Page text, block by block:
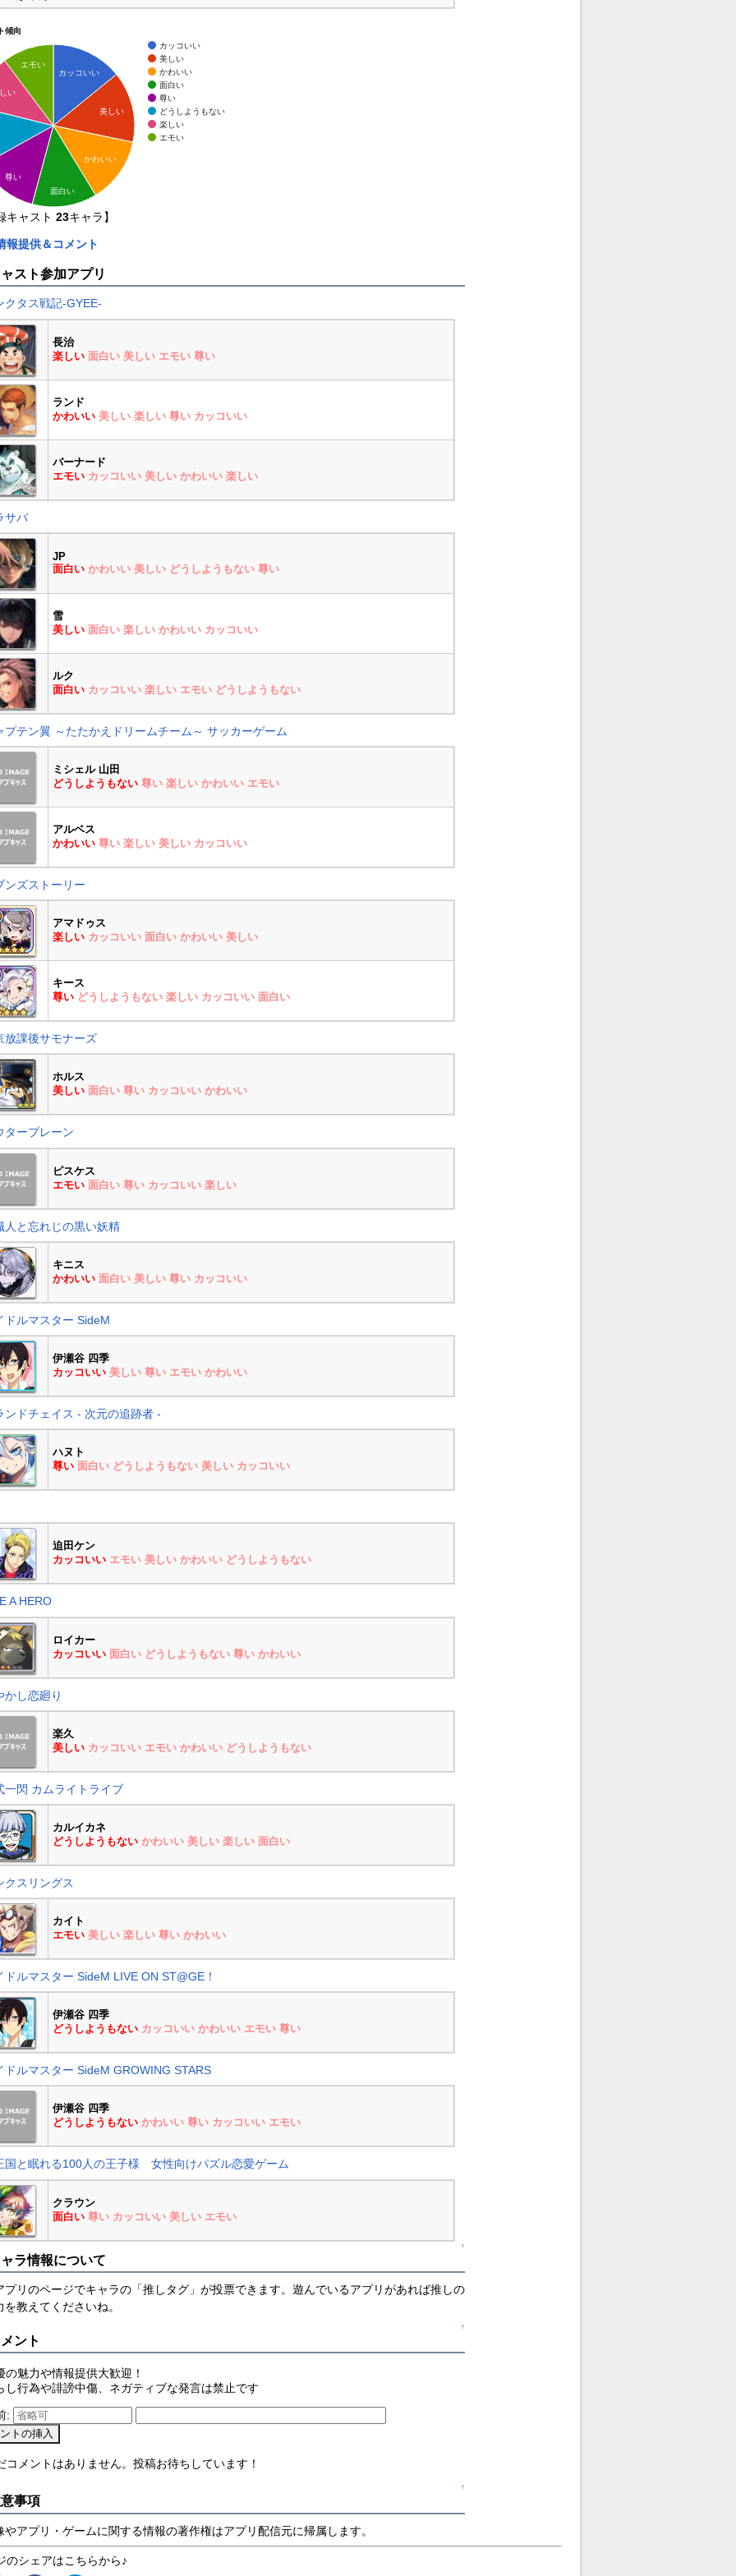
傾向
カッコいい
美しい
かわいい
面白い
尊い
どうしようもない
楽しい
エモい
カッコいい
美しい
かわいい
エモい
い
尊い
面白い
キャスト 23キャラ】
報提供＆コメント
スト参加アプリ
クタス戦記‐GYEE‐
長治
楽しい 面白い 美しい エモい 尊い
ランド
かわいい 美しい 楽しい 尊い カッコいい
バーナード
エモい カッコいい 美しい かわいい 楽しい
サバ
JP
面白い かわいい 美しい どうしようもない 尊い
雪
美しい 面白い 楽しい かわいい カッコいい
ルク
面白い カッコいい 楽しい エモい どうしようもない
プテン翼 ～たたかえドリームチーム～ サッカーゲーム
ミシェル 山田
どうしようもない 尊い 楽しい かわいい エモい
アルベス
かわいい 尊い 楽しい 美しい カッコいい
ンズストーリー
アマドゥス
楽しい カッコいい 面白い かわいい 美しい
キース
尊い どうしようもない 楽しい カッコいい 面白い
放課後サモナーズ
ホルス
美しい 面白い 尊い カッコいい かわいい
タープレーン
ピスケス
エモい 面白い 尊い カッコいい 楽しい
人と忘れじの黒い妖精
キニス
かわいい 面白い 美しい 尊い カッコいい
ドルマスター SideM
伊瀬谷 四季
カッコいい 美しい 尊い エモい かわいい
ンドチェイス - 次元の追跡者 -
ハヌト
尊い 面白い どうしようもない 美しい カッコいい
迫田ケン
カッコいい エモい 美しい かわいい どうしようもない
A HERO
ロイカー
カッコいい 面白い どうしようもない 尊い かわいい
かし恋廻り
楽久
美しい カッコいい エモい かわいい どうしようもない
一閃 カムライトライブ
カルイカネ
どうしようもない かわいい 美しい 楽しい 面白い
クスリングス
カイト
エモい 美しい 楽しい 尊い かわいい
ドルマスター SideM LIVE ON ST@GE！
伊瀬谷 四季
どうしようもない カッコいい かわいい エモい 尊い
ドルマスター SideM GROWING STARS
伊瀬谷 四季
どうしようもない かわいい 尊い カッコいい エモい
国と眠れる100人の王子様 女性向けパズル恋愛ゲーム
クラウン
面白い 尊い カッコいい 美しい エモい
↑
ラ情報について
プリのページでキャラの「推しタグ」が投票できます。遊んでいるアプリがあれば推しの
を教えてくださいね。
↑
ント
の魅力や情報提供大歓迎！
し行為や誹謗中傷、ネガティブな発言は禁止です
:
コメントはありません。投稿お待ちしています！
↑
事項
やアプリ・ゲームに関する情報の著作権はアプリ配信元に帰属します。
のシェアはこちらから♪